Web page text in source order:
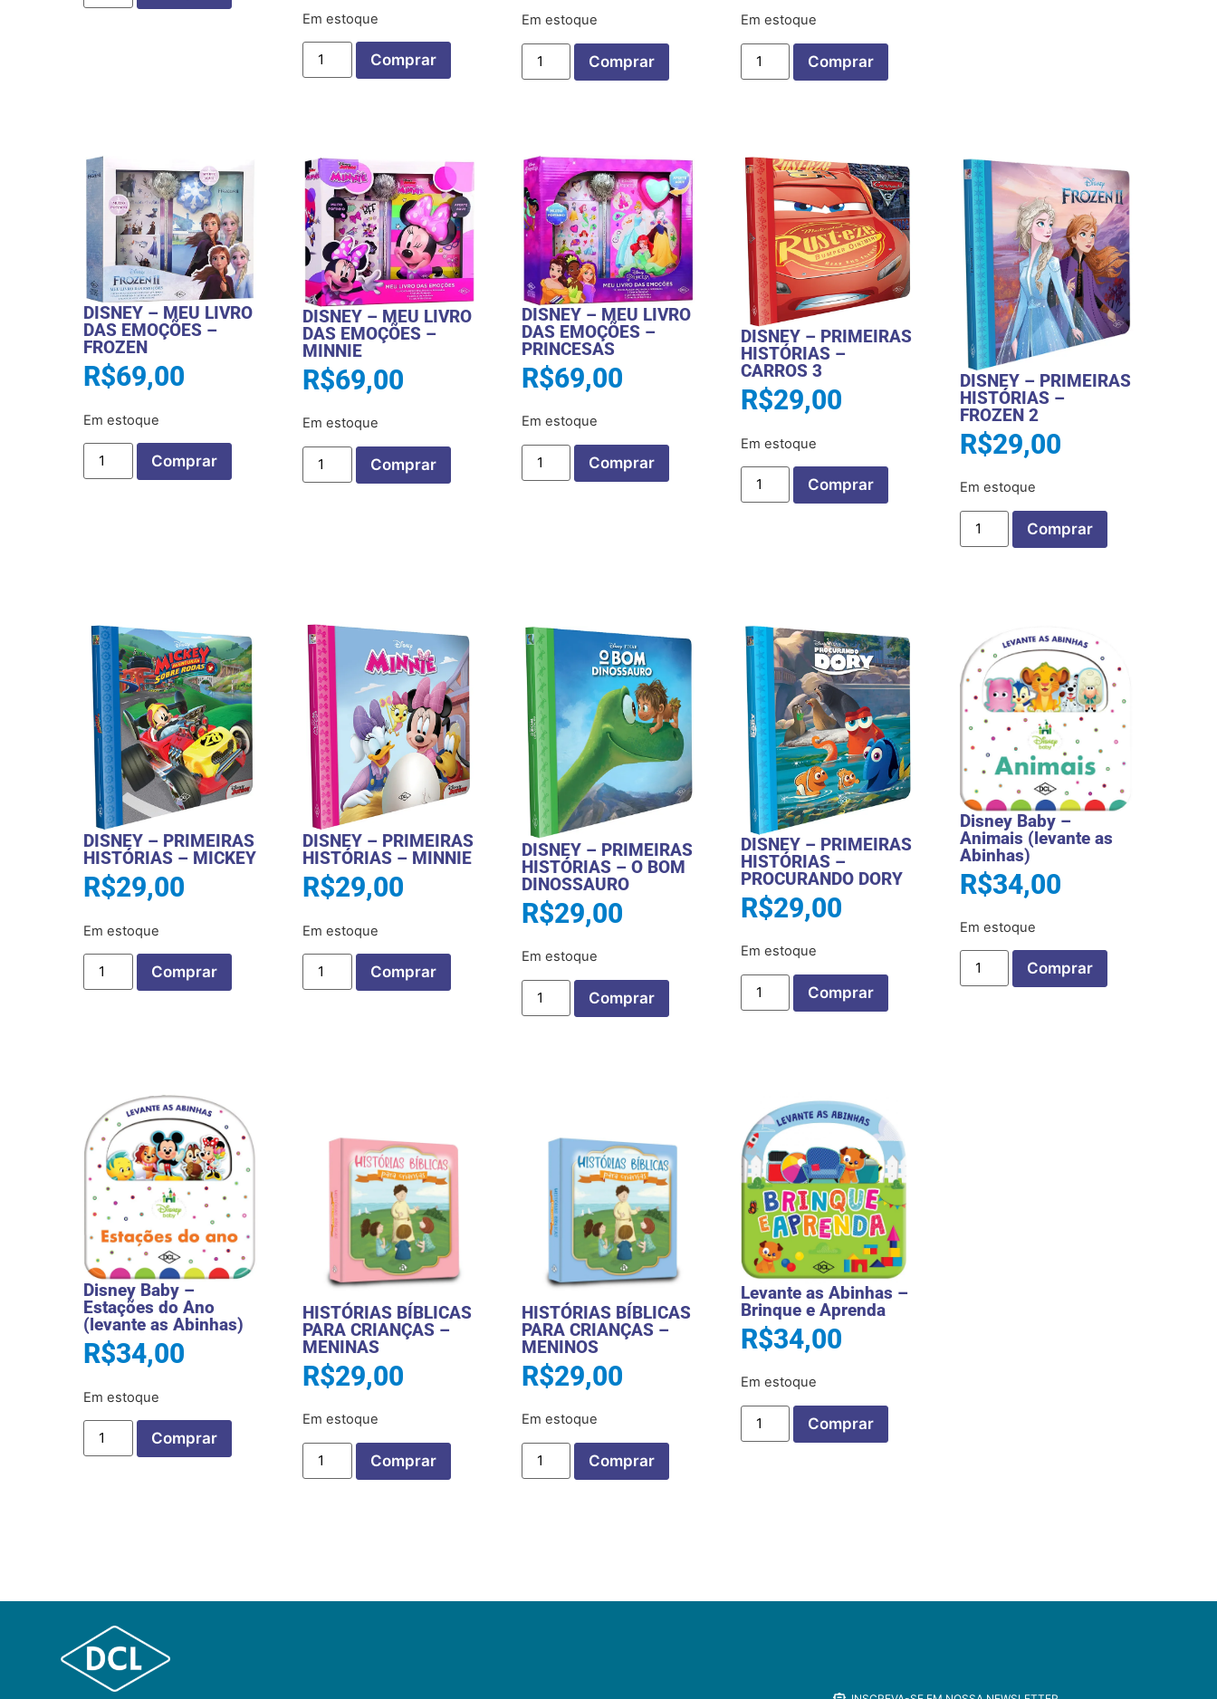
Em estoque
Comprar
Em estoque
Comprar
Em estoque
Comprar
DISNEY – MEU LIVRO
DAS EMOÇÕES –
FROZEN
R$69,00
Em estoque
Comprar
DISNEY – MEU LIVRO
DAS EMOÇÕES –
MINNIE
R$69,00
Em estoque
Comprar
DISNEY – MEU LIVRO
DAS EMOÇÕES –
PRINCESAS
R$69,00
Em estoque
Comprar
DISNEY – PRIMEIRAS
HISTÓRIAS –
CARROS 3
R$29,00
Em estoque
Comprar
DISNEY – PRIMEIRAS
HISTÓRIAS –
FROZEN 2
R$29,00
Em estoque
Comprar
DISNEY – PRIMEIRAS
HISTÓRIAS – MICKEY
R$29,00
Em estoque
Comprar
DISNEY – PRIMEIRAS
HISTÓRIAS – MINNIE
R$29,00
Em estoque
Comprar
DISNEY – PRIMEIRAS
HISTÓRIAS – O BOM
DINOSSAURO
R$29,00
Em estoque
Comprar
DISNEY – PRIMEIRAS
HISTÓRIAS –
PROCURANDO DORY
R$29,00
Em estoque
Comprar
Disney Baby –
Animais (levante as
Abinhas)
R$34,00
Em estoque
Comprar
Disney Baby –
Estações do Ano
(levante as Abinhas)
R$34,00
Em estoque
Comprar
HISTÓRIAS BÍBLICAS
PARA CRIANÇAS –
MENINAS
R$29,00
Em estoque
Comprar
HISTÓRIAS BÍBLICAS
PARA CRIANÇAS –
MENINOS
R$29,00
Em estoque
Comprar
Levante as Abinhas –
Brinque e Aprenda
R$34,00
Em estoque
Comprar